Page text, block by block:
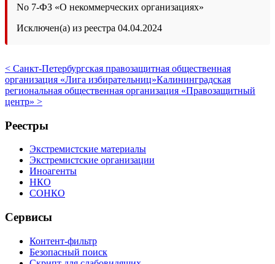
No 7-ФЗ «О некоммерческих организациях»
Исключен(а) из реестра 04.04.2024
< Санкт-Петербургская правозащитная общественная
организация «Лига избирательниц»Калининградская
региональная общественная организация «Правозащитный
центр» >
Реестры
Экстремистские материалы
Экстремистские организации
Иноагенты
НКО
СОНКО
Сервисы
Контент-фильтр
Безопасный поиск